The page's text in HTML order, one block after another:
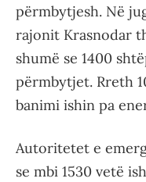
përmbytjesh. Në
rajonit Krasnodar
shumë se 1400
përmbytjet. Rreth
banimi ishin pa
Autoritetet e
se mbi 1530 vetë